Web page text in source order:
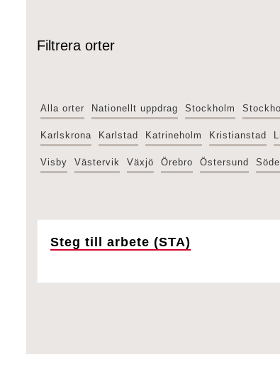
Filtrera orter
Alla orter Nationellt uppdrag Stockholm
Karlskrona Karlstad Katrineholm Kristianstad
Visby Västervik Växjö Örebro Östersund
Steg till arbete (STA)